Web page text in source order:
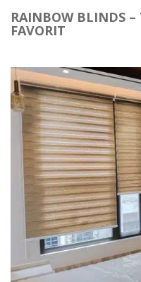
RAINBOW BLINDS
FAVORIT